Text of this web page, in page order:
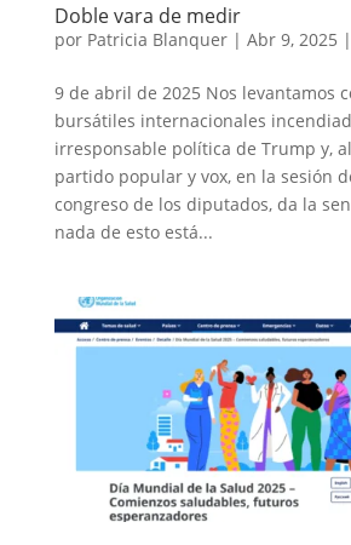
Doble vara de medir
por Patricia Blanquer| Abr 9, 2025 |
9 de abril de 2025 Nos levantamos
bursátiles internacionales
irresponsable política de Trump y,
partido popular y vox, en la sesión
congreso de los diputados, da la
nada de esto está...